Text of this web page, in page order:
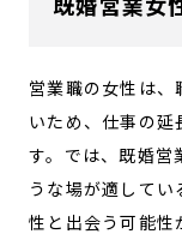
営業職の女性は
いため、仕事の延
す。では、既婚営
うな場が適して
性と出会う可能性